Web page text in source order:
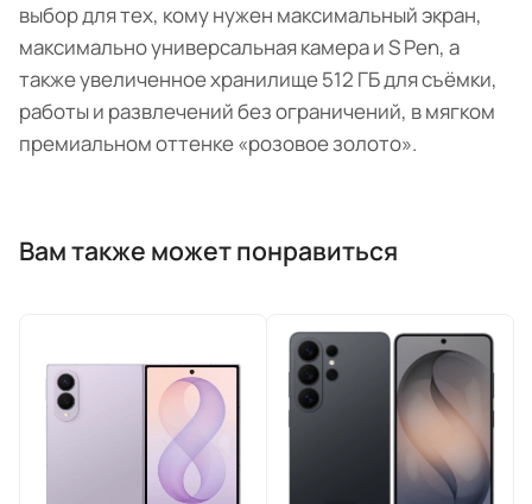
выбор для тех, кому нужен максимальный экран,
максимально универсальная камера и S Pen, а
также увеличенное хранилище 512 ГБ для съёмки,
работы и развлечений без ограничений, в мягком
премиальном оттенке «розовое золото».
Вам также может понравиться